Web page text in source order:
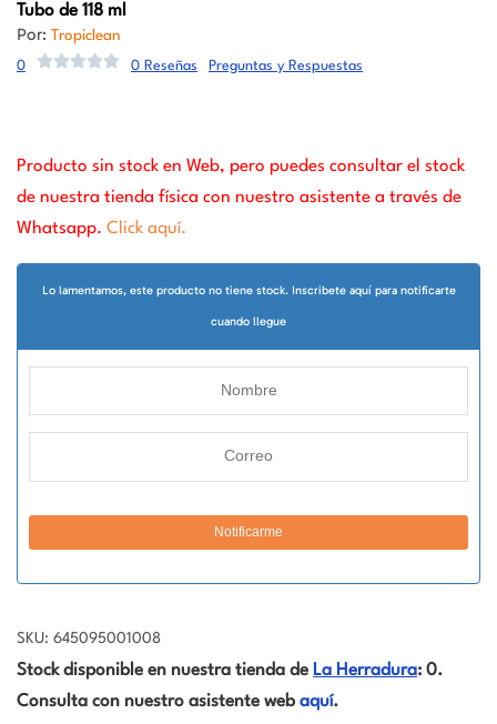
Tubo de 118 ml
Por: Tropiclean
0 0 Reseñas Preguntas y Respuestas
Producto sin stock en Web, pero puedes consultar el stock
de nuestra tienda física con nuestro asistente a través de
Whatsapp. Click aquí.
Lo lamentamos, este producto no tiene stock. Inscribete aquí para notificarte
cuando llegue
SKU: 645095001008
Stock disponible en nuestra tienda de La Herradura: 0.
Consulta con nuestro asistente web aquí.